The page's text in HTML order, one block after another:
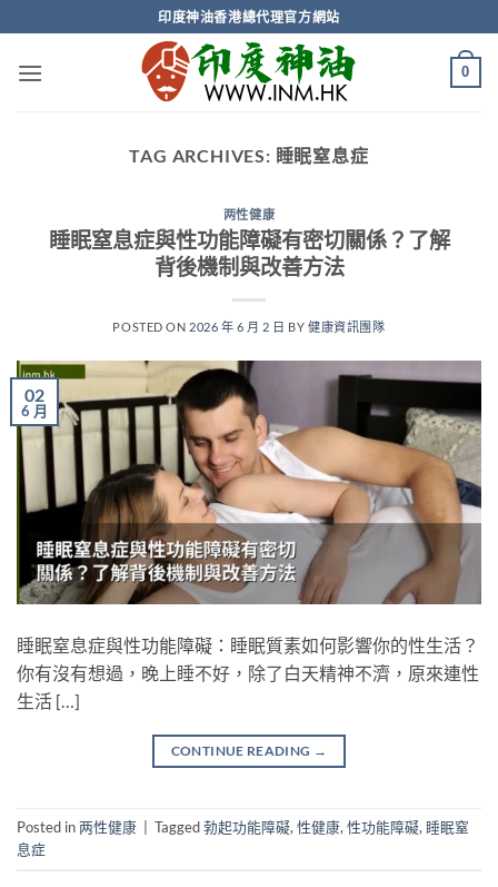
to
content
印度神油香港總代理官方網站
0
TAG ARCHIVES: 睡眠窒息症
两性健康
睡眠窒息症與性功能障礙有密切關係？了解
背後機制與改善方法
POSTED ON 2026 年 6 月 2 日 BY健康資訊團隊
02
6 月
睡眠窒息症與性功能障礙：睡眠質素如何影響你的性生活？
你有沒有想過，晚上睡不好，除了白天精神不濟，原來連性
生活 […]
CONTINUE READING →
Posted in两性健康 Tagged勃起功能障礙,性健康,性功能障礙, 睡眠窒
息症